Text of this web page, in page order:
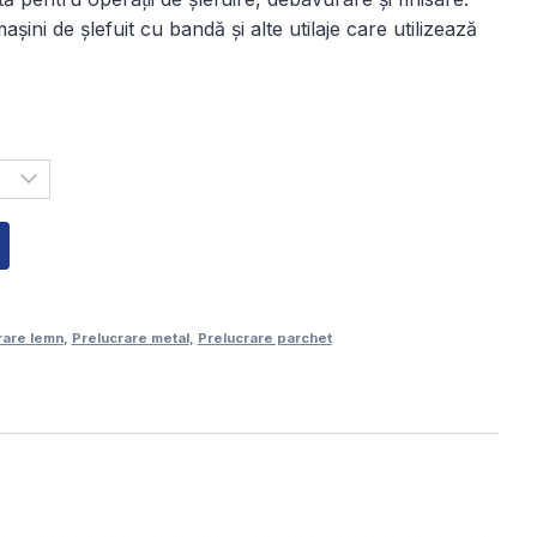
lei
de șlefuit cu bandă și alte utilaje care utilizează
lemn, Prelucrare metal, Prelucrare parchet